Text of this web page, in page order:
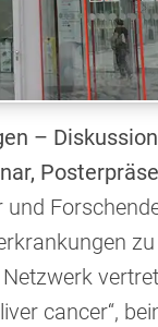
–
cancer“,